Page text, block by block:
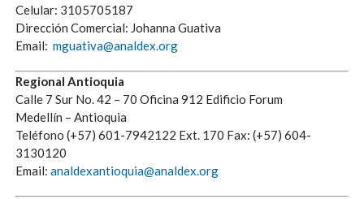
Celular: 3105705187
Dirección Comercial: Johanna Guativa
Email: mguativa@analdex.org
Regional Antioquia
Calle 7 Sur No. 42 – 70 Oficina 912 Edificio Forum
Medellín – Antioquia
Teléfono (+57) 601-7942122 Ext. 170 Fax: (+57) 604-
3130120
Email: analdexantioquia@analdex.org